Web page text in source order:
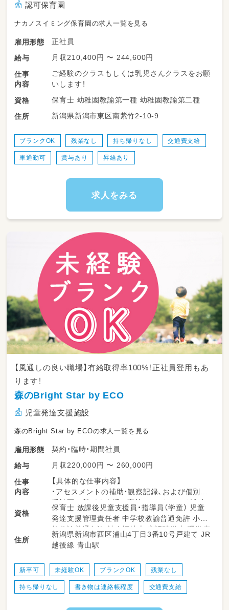
認可保育園
ナカノスイミング保育園の求人一覧を見る
雇用形態
正社員
給与
月収210,400円 〜 244,600円
仕事
内容
ご経験のクラスもしくは乳児さんクラスをお願
いします！
資格
保育士 幼稚園教諭第一種 幼稚園教諭第二種
住所
新潟県新潟市東区南紫竹2-10-9
ブランクOK 残業なし 持ち帰りなし 交通費支給
車通勤可 賞与あり 昇給あり
求人をみる
【風通しの良い職場】有給取得率100%！正社員登用もあ
ります！
森のBright Star by ECO
児童発達支援施設
森のBright Star by ECOの求人一覧を見る
雇用形態
契約・臨時・期間社員
給与
月収220,000円 〜 260,000円
仕事
内容
【具体的な仕事内容】
・アセスメントの補助・観察記録、および個別支
援計画に基づく支援の実施・モニタリング入力
・保護者との連絡帳対応や相談対応の同席、面談
時の情報共有
・スタッフ間での支援方針の共有、プログラム運
営への参画（SST・学習・運動・制作 等）
成功体験を積み重ねます）
・記録や事務処理業務、学校や関係機関との連携
の補助 など
資格
保育士 放課後児童支援員・指導員（学童） 児童
発達支援管理責任者 中学校教諭普通免許 小学
校教諭普通免許 社会福祉士 言語聴覚士 理学療
法士 心理士 精神保健福祉士
住所
新潟県新潟市西区浦山4丁目3番10号戸建て JR
越後線 青山駅
新卒可 未経験OK ブランクOK 残業なし
持ち帰りなし 書き物は連絡帳程度 交通費支給